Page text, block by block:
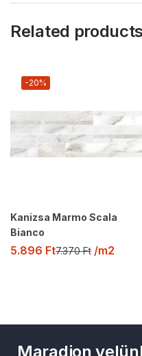
Related products
-20%
Kanizsa Marmo Scala
Bianco
5.896 Ft7.370Ft /m2
Maradjon